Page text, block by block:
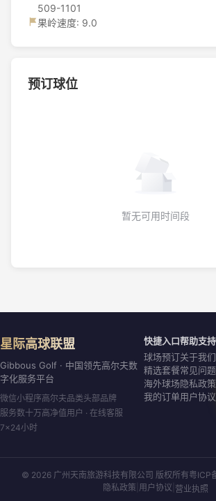
509-1101
果岭速度: 9.0
预订球位
暂无可用时间段
星际高球联盟
Gibbous Golf · 中国领先高尔夫数
字化服务平台
微信小程序高尔夫品类头部品牌
服务数十万高净值用户 · 在线客服
7×24小时
快捷入口
球场预订
精选套餐
海外球场
我的订单
帮助支持
关于我们
常见问题
隐私政策
用户协议
© 2026 广州天南旅游科技有限公司 版权所有粤ICP
隐私政策 用户协议 营业执照